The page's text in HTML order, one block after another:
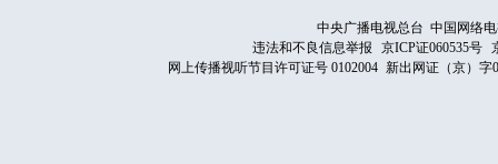
中央广播电视总台 中国网络
违法和不良信息举报
京ICP证060535号
网上传播视听节目许可证号 0102004 新出网证（京）